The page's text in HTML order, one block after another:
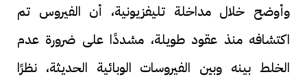
وأوضح خلال مداخلة تليفزيونية، أن الفيروس تم
اكتشافه منذ عقود طويلة، مشددًا على ضرورة عدم
الخلط بينه وبين الفيروسات الوبائية الحديثة، نظرًا